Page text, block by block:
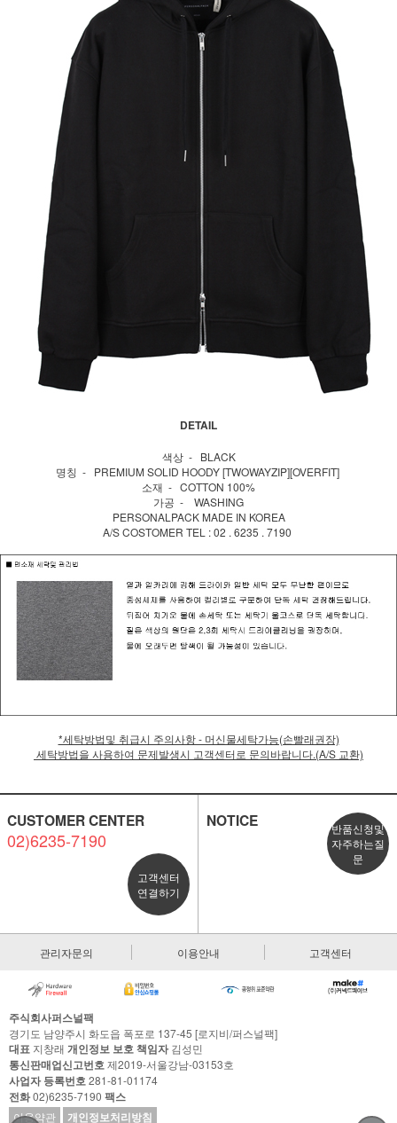
DETAIL
색상 - BLACK
명칭 - PREMIUM SOLID HOODY [TWOWAYZIP][OVERFIT]
소재 - COTTON 100%
가공 - WASHING
PERSONALPACK MADE IN KOREA
A/S COSTOMER TEL : 02 . 6235 . 7190
*세탁방법및 취급시 주의사항 - 머신물세탁가능(손빨래권장)
세탁방법을 사용하여 문제발생시 고객센터로 문의바랍니다.(A/S 교환)
CUSTOMER CENTER
02)6235-7190
고객센터
연결하기
NOTICE
반품신청및
자주하는질
문
관리자문의 이용안내 고객센터
주식회사퍼스널팩
경기도 남양주시 화도읍 폭포로 137-45 [로지비/퍼스널팩]
대표 지창래 개인정보 보호 책임자김성민
통신판매업신고번호제2019-서울강남-03153호
사업자 등록번호281-81-01174
전화02)6235-7190 팩스
이용약관 개인정보처리방침